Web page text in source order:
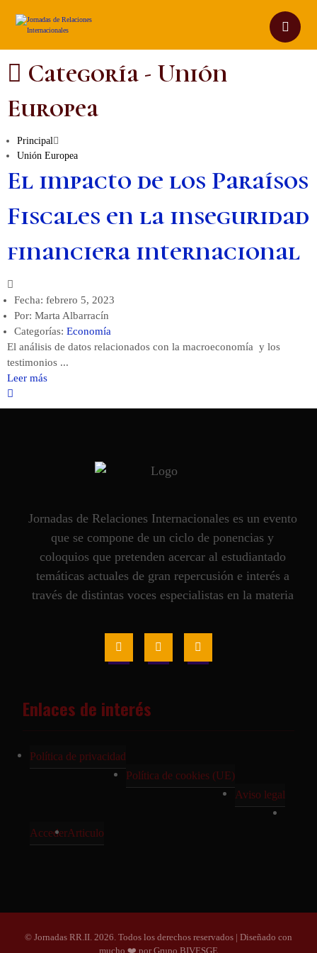
Categoría - Unión
Europea
Principal
Unión Europea
El impacto de los Paraísos
Fiscales en la inseguridad
financiera internacional
Fecha: febrero 5, 2023
Por: Marta Albarracín
Categorías: Economía
El análisis de datos relacionados con la macroeconomía y los
testimonios ...
Leer más
Jornadas de Relaciones Internacionales es un evento
que se compone de un ciclo de ponencias y
coloquios que pretenden acercar al estudiantado
temáticas actuales de gran repercusión e interés a
través de distintas voces especialistas en la materia
Enlaces de interés
Política de privacidad
Política de cookies (UE)
Aviso legal
AccederArticulo
© Jornadas RR.II. 2026. Todos los derechos reservados | Diseñado con
mucho ❤️ por Grupo BIVESGE